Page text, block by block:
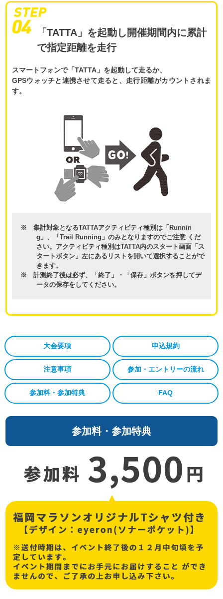
「TATTA」を起動し開催期間内に累計
で指定距離を走行
スマートフォンで「TATTA」を起動して走るか、
GPSウォッチと連携させて走ると、走行距離がカウントされま
す。
※ 集計対象となるTATTAアクティビティ種別は「Runnin
g」、「Trail Running」のみとなりますのでご注意 くだ
さい。アクティビティ種別はTATTA内のスタート画面「ス
タートボタン」左にあるリストを開いて選択することがで
きます。
※ 計測終了後は必ず、「終了」・「保存」ボタンを押してデ
ータの保存をしてください。
大会要項 申込規約
注意事項 参加・エントリーの流れ
参加料・参加特典 FAQ
参加料・参加特典